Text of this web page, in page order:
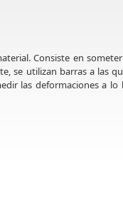
Consiste en
se utilizan barras a las
las deformaciones a